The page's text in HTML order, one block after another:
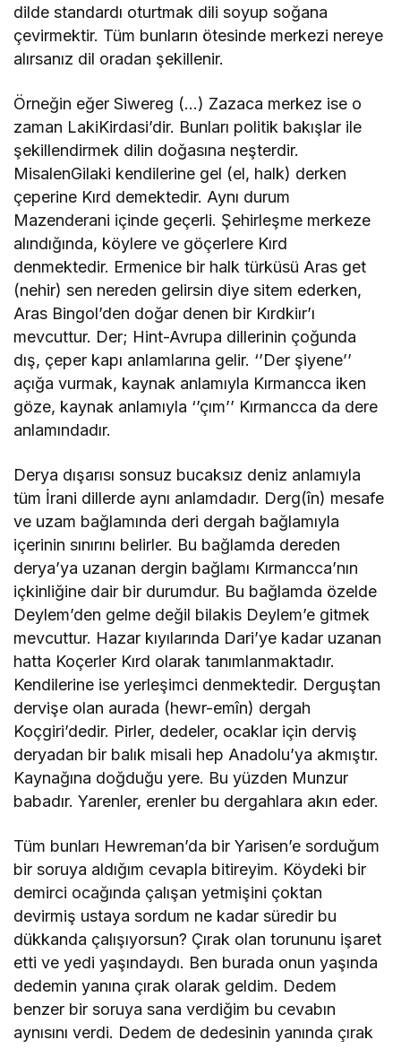
dilde standardı oturtmak dili soyup soğana
çevirmektir. Tüm bunların ötesinde merkezi nereye
alırsanız dil oradan şekillenir.
Örneğin eğer Siwereg (…) Zazaca merkez ise o
zaman LakiKirdasi’dir. Bunları politik bakışlar ile
şekillendirmek dilin doğasına neşterdir.
MisalenGilaki kendilerine gel (el, halk) derken
çeperine Kırd demektedir. Aynı durum
Mazenderani içinde geçerli. Şehirleşme merkeze
alındığında, köylere ve göçerlere Kırd
denmektedir. Ermenice bir halk türküsü Aras get
(nehir) sen nereden gelirsin diye sitem ederken,
Aras Bingol’den doğar denen bir Kırdkiır’ı
mevcuttur. Der; Hint-Avrupa dillerinin çoğunda
dış, çeper kapı anlamlarına gelir. ‘’Der şiyene’’
açığa vurmak, kaynak anlamıyla Kırmancca iken
göze, kaynak anlamıyla ‘’çım’’ Kırmancca da dere
anlamındadır.
Derya dışarısı sonsuz bucaksız deniz anlamıyla
tüm İrani dillerde aynı anlamdadır. Derg(în) mesafe
ve uzam bağlamında deri dergah bağlamıyla
içerinin sınırını belirler. Bu bağlamda dereden
derya’ya uzanan dergin bağlamı Kırmancca’nın
içkinliğine dair bir durumdur. Bu bağlamda özelde
Deylem’den gelme değil bilakis Deylem’e gitmek
mevcuttur. Hazar kıyılarında Dari’ye kadar uzanan
hatta Koçerler Kırd olarak tanımlanmaktadır.
Kendilerine ise yerleşimci denmektedir. Derguştan
dervişe olan aurada (hewr-emîn) dergah
Koçgiri’dedir. Pirler, dedeler, ocaklar için derviş
deryadan bir balık misali hep Anadolu’ya akmıştır.
Kaynağına doğduğu yere. Bu yüzden Munzur
babadır. Yarenler, erenler bu dergahlara akın eder.
Tüm bunları Hewreman’da bir Yarisen’e sorduğum
bir soruya aldığım cevapla bitireyim. Köydeki bir
demirci ocağında çalışan yetmişini çoktan
devirmiş ustaya sordum ne kadar süredir bu
dükkanda çalışıyorsun? Çırak olan torununu işaret
etti ve yedi yaşındaydı. Ben burada onun yaşında
dedemin yanına çırak olarak geldim. Dedem
benzer bir soruya sana verdiğim bu cevabın
aynısını verdi. Dedem de dedesinin yanında çırak